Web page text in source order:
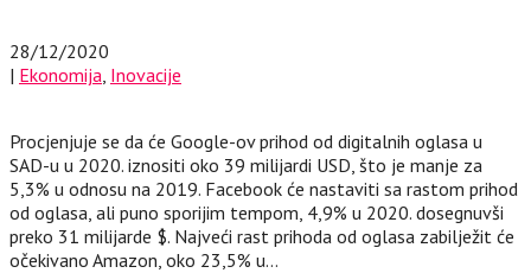
28/12/2020
| Ekonomija Inovacije
Procjenjuje se da će Google-ov prihod od digitalnih oglasa u
SAD-u u 2020. iznositi oko 39 milijardi USD, što je manje za
5,3% u odnosu na 2019. Facebook će nastaviti sa rastom prihod
od oglasa, ali puno sporijim tempom, 4,9% u 2020. dosegnuvši
preko 31 milijarde $. Najveći rast prihoda od oglasa zabilježit će
očekivano Amazon, oko 23,5% u…